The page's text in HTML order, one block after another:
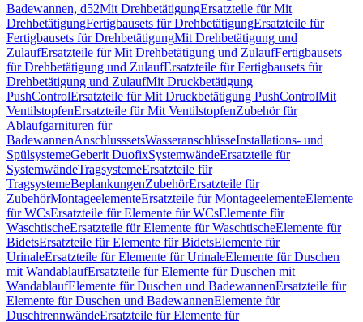
Badewannen, d52Mit DrehbetätigungErsatzteile für Mit
DrehbetätigungFertigbausets für DrehbetätigungErsatzteile für
Fertigbausets für DrehbetätigungMit Drehbetätigung und
ZulaufErsatzteile für Mit Drehbetätigung und ZulaufFertigbausets
für Drehbetätigung und ZulaufErsatzteile für Fertigbausets für
Drehbetätigung und ZulaufMit Druckbetätigung
PushControlErsatzteile für Mit Druckbetätigung PushControlMit
VentilstopfenErsatzteile für Mit VentilstopfenZubehör für
Ablaufgarnituren für
BadewannenAnschlusssetsWasseranschlüsseInstallations- und
SpülsystemeGeberit DuofixSystemwändeErsatzteile für
SystemwändeTragsystemeErsatzteile für
TragsystemeBeplankungenZubehörErsatzteile für
ZubehörMontageelementeErsatzteile für MontageelementeElemente
für WCsErsatzteile für Elemente für WCsElemente für
WaschtischeErsatzteile für Elemente für WaschtischeElemente für
BidetsErsatzteile für Elemente für BidetsElemente für
UrinaleErsatzteile für Elemente für UrinaleElemente für Duschen
mit WandablaufErsatzteile für Elemente für Duschen mit
WandablaufElemente für Duschen und BadewannenErsatzteile für
Elemente für Duschen und BadewannenElemente für
DuschtrennwändeErsatzteile für Elemente für